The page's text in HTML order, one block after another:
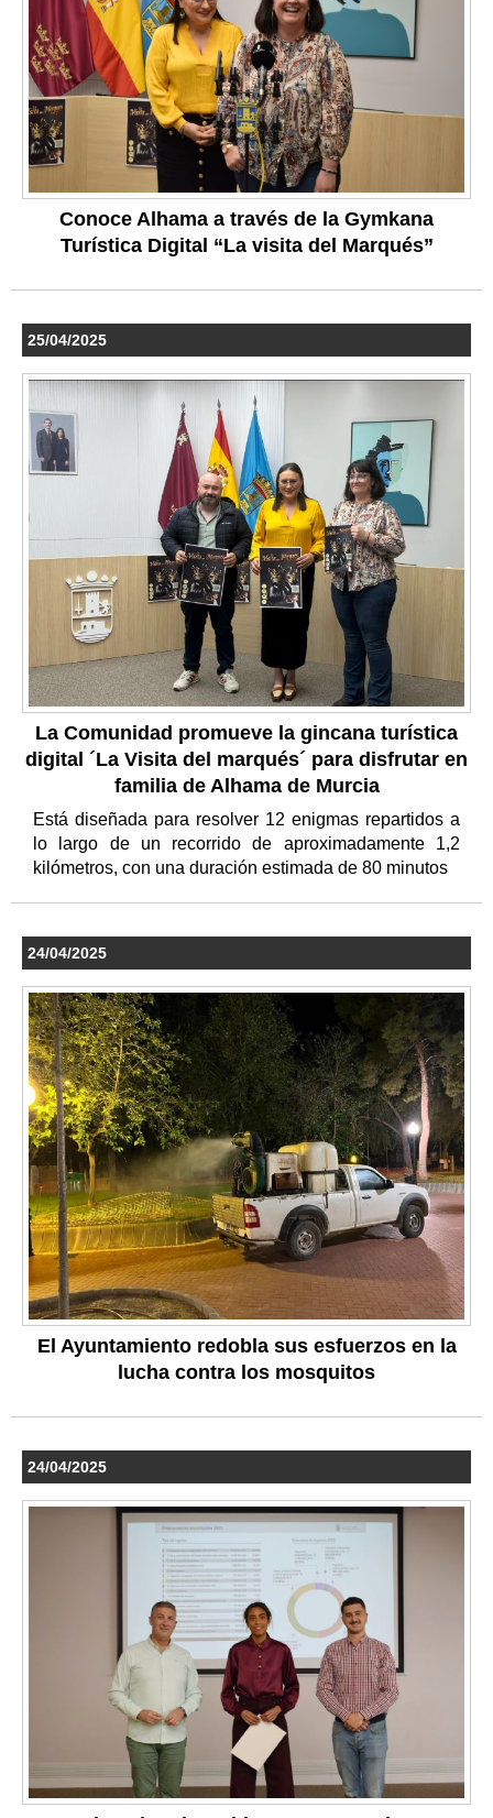
Conoce Alhama a través de la Gymkana
Turística Digital “La visita del Marqués”
25/04/2025
La Comunidad promueve la gincana turística
digital ´La Visita del marqués´ para disfrutar en
familia de Alhama de Murcia
Está diseñada para resolver 12 enigmas repartidos a
lo largo de un recorrido de aproximadamente 1,2
kilómetros, con una duración estimada de 80 minutos
24/04/2025
El Ayuntamiento redobla sus esfuerzos en la
lucha contra los mosquitos
24/04/2025